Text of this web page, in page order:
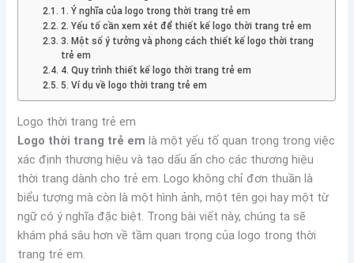
1. Ý nghĩa của logo trong thời trang trẻ em
2. Yếu tố cần xem xét để thiết kế logo thời trang trẻ em
3. Một số ý tưởng và phong cách thiết kế logo thời trang
trẻ em
4. Quy trình thiết kế logo thời trang trẻ em
5. Ví dụ về logo thời trang trẻ em
Logo thời trang trẻ em
Logo thời trang trẻ em là một yếu tố quan trọng trong việc
xác định thương hiệu và tạo dấu ấn cho các thương hiệu
thời trang dành cho trẻ em. Logo không chỉ đơn thuần là
biểu tượng mà còn là một hình ảnh, một tên gọi hay một từ
ngữ có ý nghĩa đặc biệt. Trong bài viết này, chúng ta sẽ
khám phá sâu hơn về tầm quan trọng của logo trong thời
trang trẻ em.